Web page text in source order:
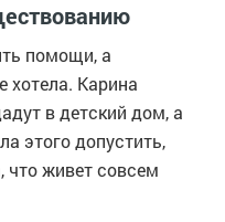
помощи, а
хотела. Карина
в детский дом, а
этого допустить,
что живет совсем